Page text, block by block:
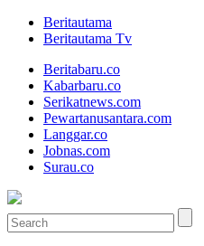
Beritautama
Beritautama Tv
Beritabaru.co
Kabarbaru.co
Serikatnews.com
Pewartanusantara.com
Langgar.co
Jobnas.com
Surau.co